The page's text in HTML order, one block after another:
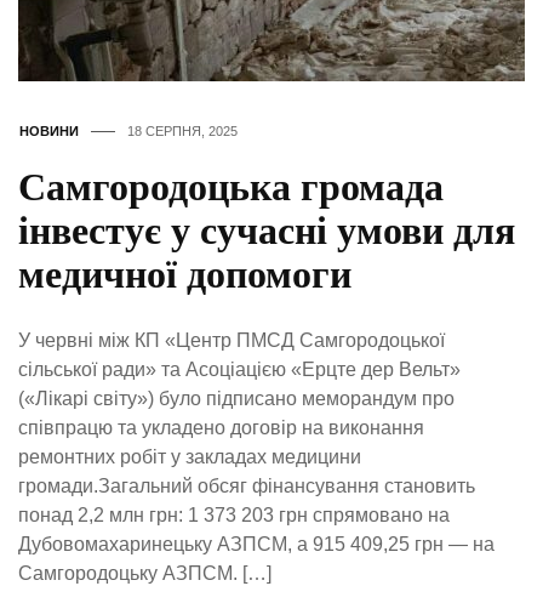
НОВИНИ 18 СЕРПНЯ, 2025
Самгородоцька громада
інвестує у сучасні умови для
медичної допомоги
У червні між КП «Центр ПМСД Самгородоцької
сільської ради» та Асоціацією «Ерцте дер Вельт»
(«Лікарі світу») було підписано меморандум про
співпрацю та укладено договір на виконання
ремонтних робіт у закладах медицини
громади.Загальний обсяг фінансування становить
понад 2,2 млн грн: 1 373 203 грн спрямовано на
Дубовомахаринецьку АЗПСМ, а 915 409,25 грн — на
Самгородоцьку АЗПСМ. […]